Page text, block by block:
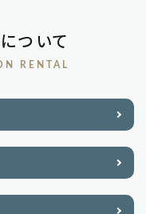
ついて
RENTAL